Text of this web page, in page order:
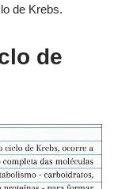
de Krebs.
de